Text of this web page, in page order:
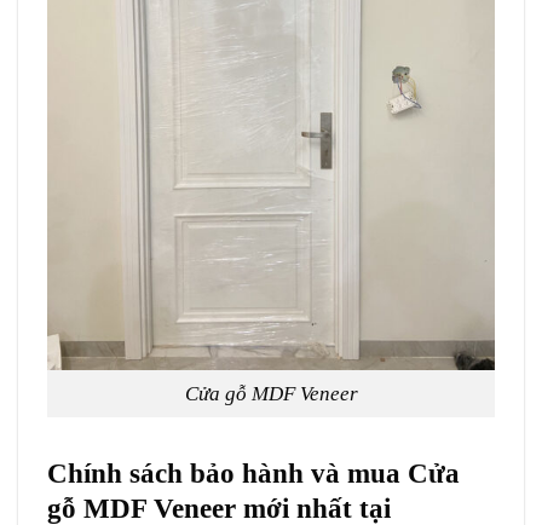
Cửa gỗ MDF Veneer
Chính sách bảo hành và mua Cửa
gỗ MDF Veneer mới nhất tại